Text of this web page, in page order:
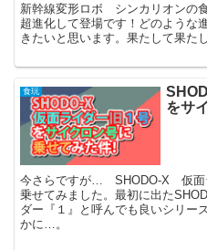
新幹線変形ロボ シンカリオンの
超進化して登場です！どのような
きたいと思います。果たして果た
食玩
をサ
今さらですが… SHODO-X 仮面
乗せてみました。最初に出た
ダー『１』と呼んでも良いシリ
かに…。